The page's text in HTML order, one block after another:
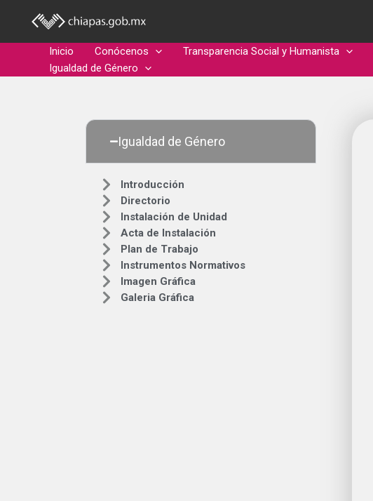
contenido
Inicio Conócenos Transparencia Social y Humanista
Igualdad de Género
Introducción
Igualdad de Género
Introducción
Directorio
Instalación de Unidad
Acta de Instalación
Plan de Trabajo
Instrumentos Normativos
Imagen Gráfica
Galeria Gráfica